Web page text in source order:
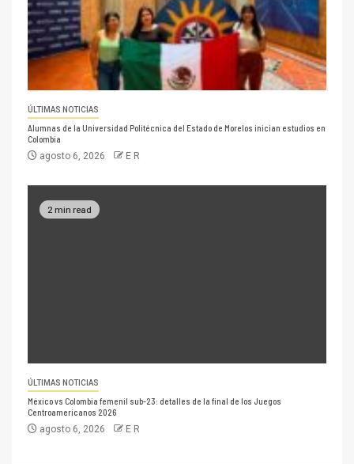
ÚLTIMAS NOTICIAS
Alumnas de la Universidad Politécnica del Estado de Morelos inician estudios en
Colombia
agosto 6, 2026 E R
2 min read
ÚLTIMAS NOTICIAS
México vs Colombia femenil sub-23: detalles de la final de los Juegos
Centroamericanos 2026
agosto 6, 2026 E R